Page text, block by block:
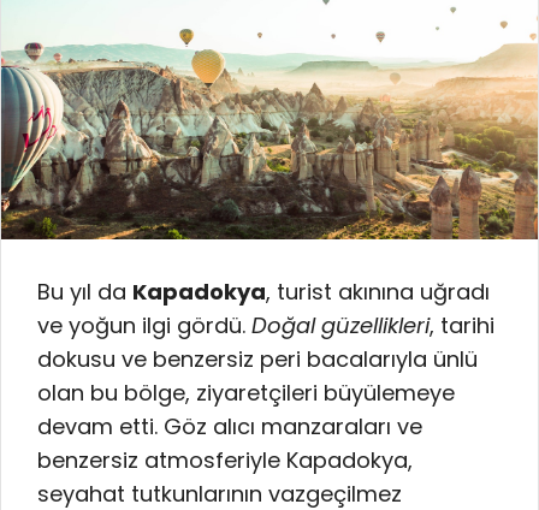
Bu yıl da Kapadokya, turist akınına uğradı
ve yoğun ilgi gördü. Doğal güzellikleri, tarihi
dokusu ve benzersiz peri bacalarıyla ünlü
olan bu bölge, ziyaretçileri büyülemeye
devam etti. Göz alıcı manzaraları ve
benzersiz atmosferiyle Kapadokya,
seyahat tutkunlarının vazgeçilmez